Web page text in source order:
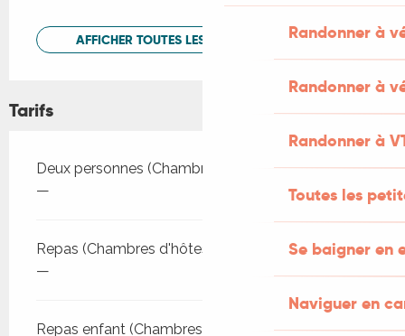
Randonner à
Randonner à
Randonner à
Toutes les
Se baigner en
Naviguer en
AFFICHER TOUTES LES PRESTATIONS
Tarifs
Tarifs 2026
Deux personnes (Chambres d'hôtes)
—
Repas (Chambres d'hôtes)
—
Repas enfant (Chambres d'hôtes)